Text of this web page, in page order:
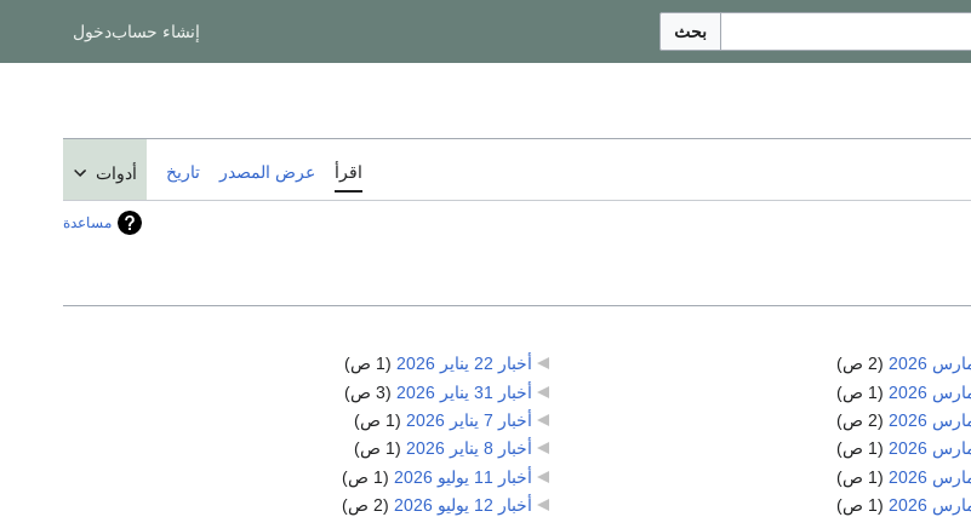
بحث إنشاء حسابدخول
اقرأ عرض المصدر تاريخ أدوات
مساعدة
(2 ص)
(1 ص)
(2 ص)
(1 ص)
(1 ص)
(1 ص)
أخبار 22 يناير 2026
(1 ص)
أخبار 31 يناير 2026
(3 ص)
أخبار 7 يناير 2026
(1 ص)
أخبار 8 يناير 2026
(1 ص)
أخبار 11 يوليو 2026
(1 ص)
أخبار 12 يوليو 2026
(2 ص)